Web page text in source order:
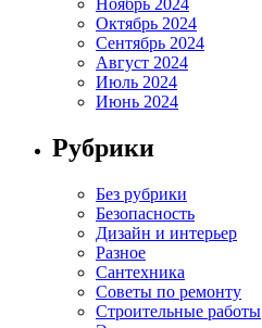
Ноябрь 2024
Октябрь 2024
Сентябрь 2024
Август 2024
Июль 2024
Июнь 2024
Рубрики
Без рубрики
Безопасность
Дизайн и интерьер
Разное
Сантехника
Советы по ремонту
Строительные работы